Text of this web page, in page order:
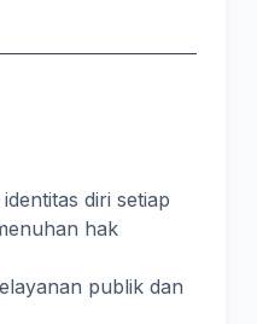
diri setiap
hak
publik dan